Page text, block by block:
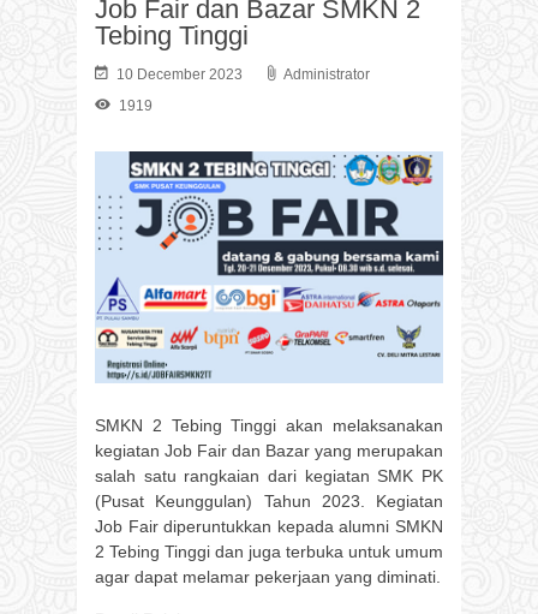
Job Fair dan Bazar SMKN 2
Tebing Tinggi
10 December 2023
Administrator
1919
SMKN 2 Tebing Tinggi akan melaksanakan
kegiatan Job Fair dan Bazar yang merupakan
salah satu rangkaian dari kegiatan SMK PK
(Pusat Keunggulan) Tahun 2023. Kegiatan
Job Fair diperuntukkan kepada alumni SMKN
2 Tebing Tinggi dan juga terbuka untuk umum
agar dapat melamar pekerjaan yang diminati.